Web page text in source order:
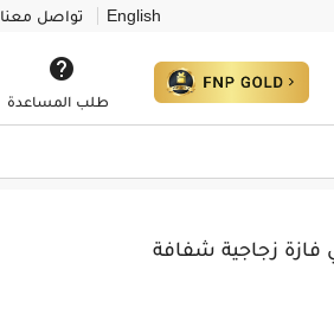
English تواصل معنا

طلب المساعدة
فازة زجاجية شفافة